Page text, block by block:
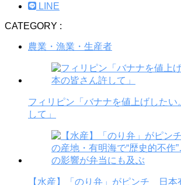
LINE
CATEGORY :
農業・漁業・生産者
フィリピン「バナナを値上げしたい
して」
【水産】「のり弁」がピンチ 日本